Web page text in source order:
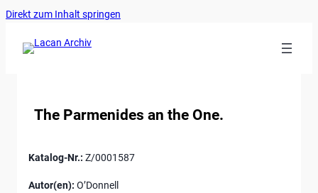
Direkt zum Inhalt springen
The Parmenides an the One.
Katalog-Nr.: Z/0001587
Autor(en): O’Donnell